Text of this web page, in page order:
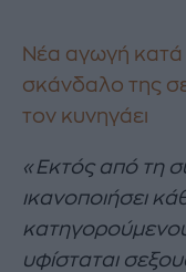
Νέα αγωγή κατά
σκάνδαλο της
τον κυνηγάει
«Εκτός από τη
ικανοποιήσει
υφίσταται